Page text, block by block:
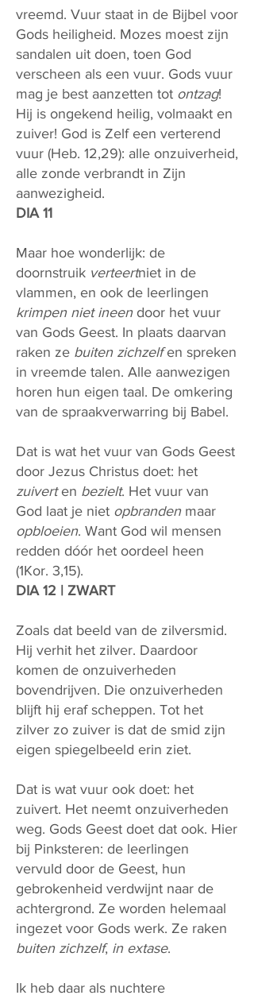
vreemd. Vuur staat in de Bijbel voor
Gods heiligheid. Mozes moest zijn
sandalen uit doen, toen God
verscheen als een vuur. Gods vuur
mag je best aanzetten tot ontzag!
Hij is ongekend heilig, volmaakt en
zuiver! God is Zelf een verterend
vuur (Heb. 12,29): alle onzuiverheid,
alle zonde verbrandt in Zijn
aanwezigheid.
DIA 11
Maar hoe wonderlijk: de
doornstruik verteertniet in de
vlammen, en ook de leerlingen
krimpen niet ineen door het vuur
van Gods Geest. In plaats daarvan
raken ze buiten zichzelfen spreken
in vreemde talen. Alle aanwezigen
horen hun eigen taal. De omkering
van de spraakverwarring bij Babel.
Dat is wat het vuur van Gods Geest
door Jezus Christus doet: het
zuiverten bezielt. Het vuur van
God laat je niet opbrandenmaar
opbloeien. Want God wil mensen
redden dóór het oordeel heen
(1Kor. 3,15).
DIA 12 | ZWART
Zoals dat beeld van de zilversmid.
Hij verhit het zilver. Daardoor
komen de onzuiverheden
bovendrijven. Die onzuiverheden
blijft hij eraf scheppen. Tot het
zilver zo zuiver is dat de smid zijn
eigen spiegelbeeld erin ziet.
Dat is wat vuur ook doet: het
zuivert. Het neemt onzuiverheden
weg. Gods Geest doet dat ook. Hier
bij Pinksteren: de leerlingen
vervuld door de Geest, hun
gebrokenheid verdwijnt naar de
achtergrond. Ze worden helemaal
ingezet voor Gods werk. Ze raken
buiten zichzelf, in extase.
Ik heb daar als nuchtere